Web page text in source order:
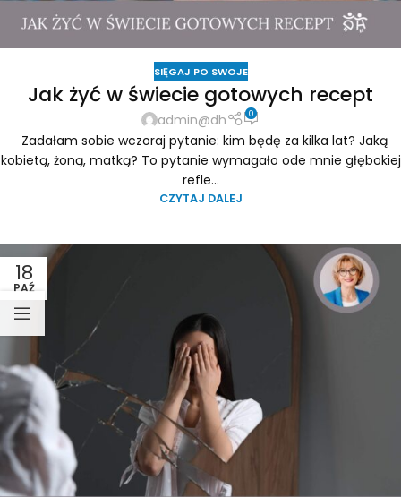
SIĘGAJ PO SWOJE
Jak żyć w świecie gotowych recept
admin@dh 0
Zadałam sobie wczoraj pytanie: kim będę za kilka lat? Jaką
kobietą, żoną, matką? To pytanie wymagało ode mnie głębokiej
refle...
CZYTAJ DALEJ
18
PAŹ